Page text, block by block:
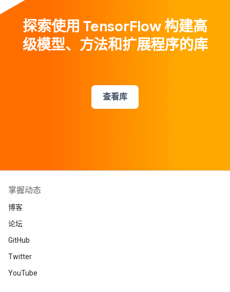
探索使用 TensorFlow 构建高
级模型、方法和扩展程序的库
查看库
掌握动态
博客
论坛
GitHub
Twitter
YouTube